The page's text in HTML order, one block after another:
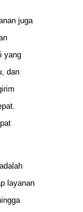
juga
yang
dan
layanan